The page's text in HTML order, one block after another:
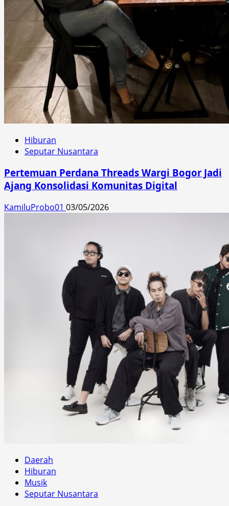
Hiburan
Seputar Nusantara
Pertemuan Perdana Threads Wargi Bogor Jadi
Ajang Konsolidasi Komunitas Digital
KamiluProbo01 03/05/2026
Daerah
Hiburan
Musik
Seputar Nusantara